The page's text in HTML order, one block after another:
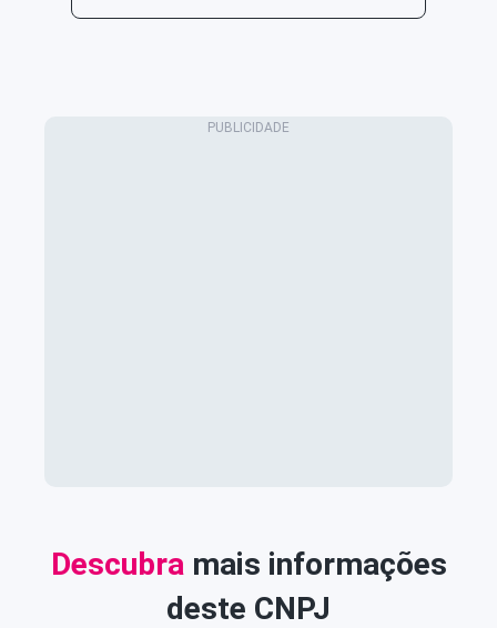
Descubra mais informações
deste CNPJ